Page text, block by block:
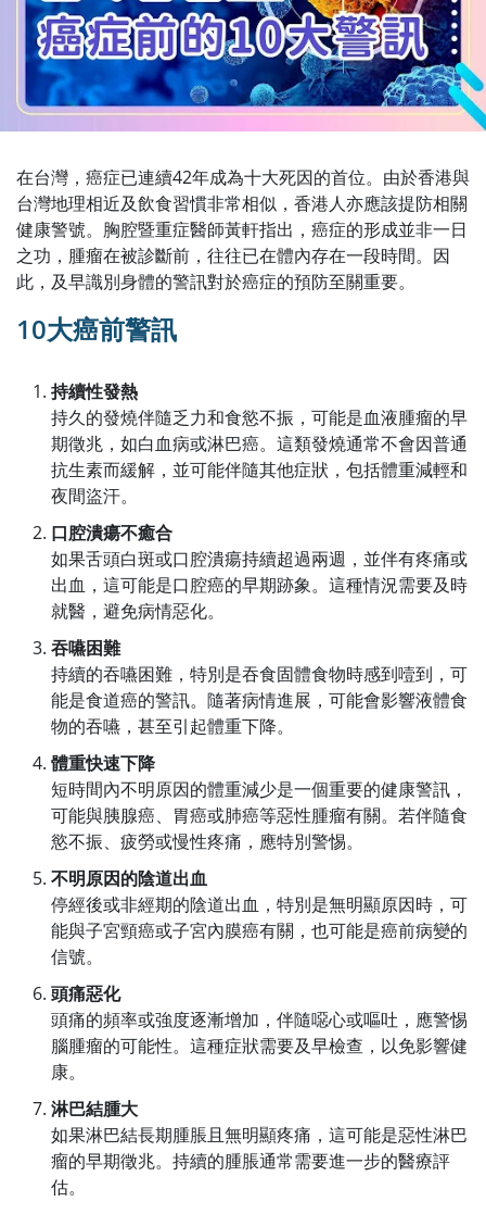
在台灣，癌症已連續42年成為十大死因的首位。由於香港與
台灣地理相近及飲食習慣非常相似，香港人亦應該提防相關
健康警號。胸腔暨重症醫師黃軒指出，癌症的形成並非一日
之功，腫瘤在被診斷前，往往已在體內存在一段時間。因
此，及早識別身體的警訊對於癌症的預防至關重要。
10大癌前警訊
持續性發熱
持久的發燒伴隨乏力和食慾不振，可能是血液腫瘤的早
期徵兆，如白血病或淋巴癌。這類發燒通常不會因普通
抗生素而緩解，並可能伴隨其他症狀，包括體重減輕和
夜間盜汗。
口腔潰瘍不癒合
如果舌頭白斑或口腔潰瘍持續超過兩週，並伴有疼痛或
出血，這可能是口腔癌的早期跡象。這種情況需要及時
就醫，避免病情惡化。
吞嚥困難
持續的吞嚥困難，特別是吞食固體食物時感到噎到，可
能是食道癌的警訊。隨著病情進展，可能會影響液體食
物的吞嚥，甚至引起體重下降。
體重快速下降
短時間內不明原因的體重減少是一個重要的健康警訊，
可能與胰腺癌、胃癌或肺癌等惡性腫瘤有關。若伴隨食
慾不振、疲勞或慢性疼痛，應特別警惕。
不明原因的陰道出血
停經後或非經期的陰道出血，特別是無明顯原因時，可
能與子宮頸癌或子宮內膜癌有關，也可能是癌前病變的
信號。
頭痛惡化
頭痛的頻率或強度逐漸增加，伴隨噁心或嘔吐，應警惕
腦腫瘤的可能性。這種症狀需要及早檢查，以免影響健
康。
淋巴結腫大
如果淋巴結長期腫脹且無明顯疼痛，這可能是惡性淋巴
瘤的早期徵兆。持續的腫脹通常需要進一步的醫療評
估。